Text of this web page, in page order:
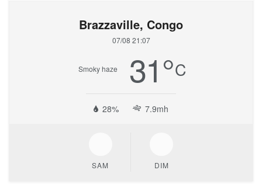
Brazzaville, Congo
07/08 21:07
Smoky haze 31°C
28% 7.9mh
SAM DIM